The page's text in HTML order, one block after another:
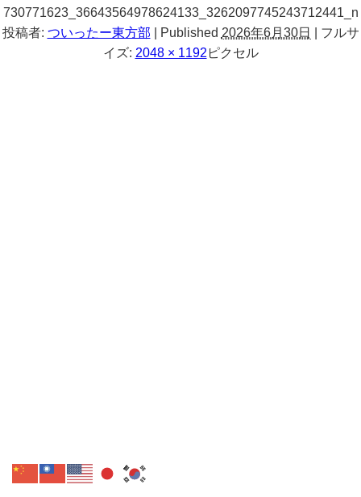
730771623_36643564978624133_3262097745243712441_n
投稿者: ついったー東方部 Published 2026年6月30日
フルサ
イズ: 2048 × 1192 ピクセル